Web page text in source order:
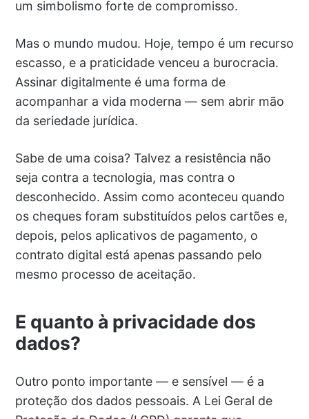
um simbolismo forte de compromisso.
Mas o mundo mudou. Hoje, tempo é um recurso
escasso, e a praticidade venceu a burocracia.
Assinar digitalmente é uma forma de
acompanhar a vida moderna — sem abrir mão
da seriedade jurídica.
Sabe de uma coisa? Talvez a resistência não
seja contra a tecnologia, mas contra o
desconhecido. Assim como aconteceu quando
os cheques foram substituídos pelos cartões e,
depois, pelos aplicativos de pagamento, o
contrato digital está apenas passando pelo
mesmo processo de aceitação.
E quanto à privacidade dos
dados?
Outro ponto importante — e sensível — é a
proteção dos dados pessoais. A Lei Geral de